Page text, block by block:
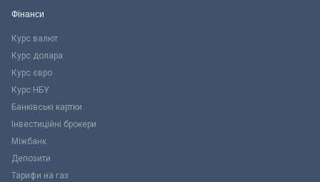
Фінанси
Курс валют
Курс долара
Курс євро
Курс НБУ
Банківські картки
Інвестиційні брокери
Міжбанк
Депозити
Тарифи на газ